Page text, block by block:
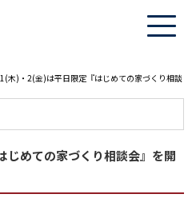
木)・2(金)は平日限定『はじめての家づくり相談
めての家づくり相談会』を開